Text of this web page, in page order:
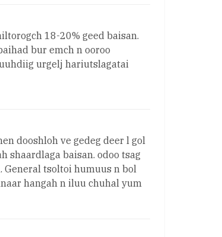
18-20% geed baisan.
bur emch n ooroo
urgelj hariutslagatai
dooshloh ve gedeg deer l gol
baisan. odoo tsag
tsoltoi humuus n bol
hangah n iluu chuhal yum